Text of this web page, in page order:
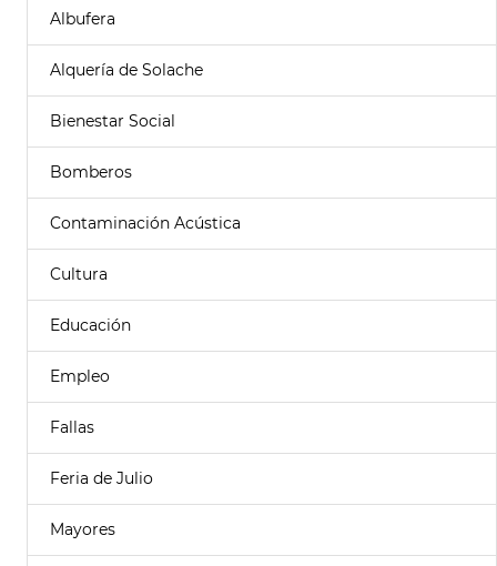
Albufera
Alquería de Solache
Bienestar Social
Bomberos
Contaminación Acústica
Cultura
Educación
Empleo
Fallas
Feria de Julio
Mayores